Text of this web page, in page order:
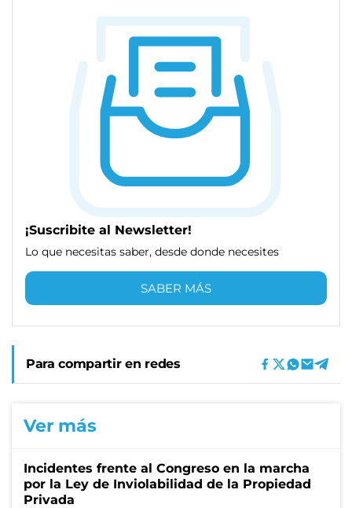
¡Suscribite al Newsletter!
Lo que necesitas saber, desde donde necesites
SABER MÁS
Para compartir en redes
Ver más
Incidentes frente al Congreso en la marcha
por la Ley de Inviolabilidad de la Propiedad
Privada